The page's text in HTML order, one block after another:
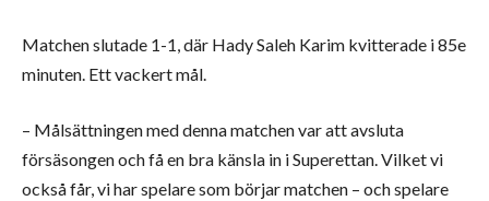
Matchen slutade 1-1, där Hady Saleh Karim kvitterade i 85e
minuten. Ett vackert mål.
– Målsättningen med denna matchen var att avsluta
försäsongen och få en bra känsla in i Superettan. Vilket vi
också får, vi har spelare som börjar matchen – och spelare